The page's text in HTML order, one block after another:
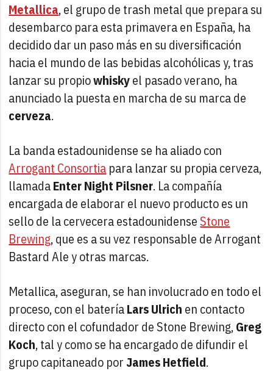
Metallica, el grupo de trash metal que prepara su
desembarco para esta primavera en España, ha
decidido dar un paso más en su diversificación
hacia el mundo de las bebidas alcohólicas y, tras
lanzar su propiowhiskyel pasado verano, ha
anunciado la puesta en marcha de su marca de
cerveza.
La banda estadounidense se ha aliado con
Arrogant Consortia para lanzar su propia cerveza,
llamadaEnter Night Pilsner. La compañía
encargada de elaborar el nuevo producto es un
sello de la cervecera estadounidenseStone
Brewing, que es a su vez responsable de Arrogant
Bastard Ale y otras marcas.
Metallica, aseguran, se han involucrado en todo el
proceso, con el bateríaLars Ulrich en contacto
directo con el cofundador de Stone Brewing,Greg
Koch, tal y como se ha encargado de difundir el
grupo capitaneado porJames Hetfield.